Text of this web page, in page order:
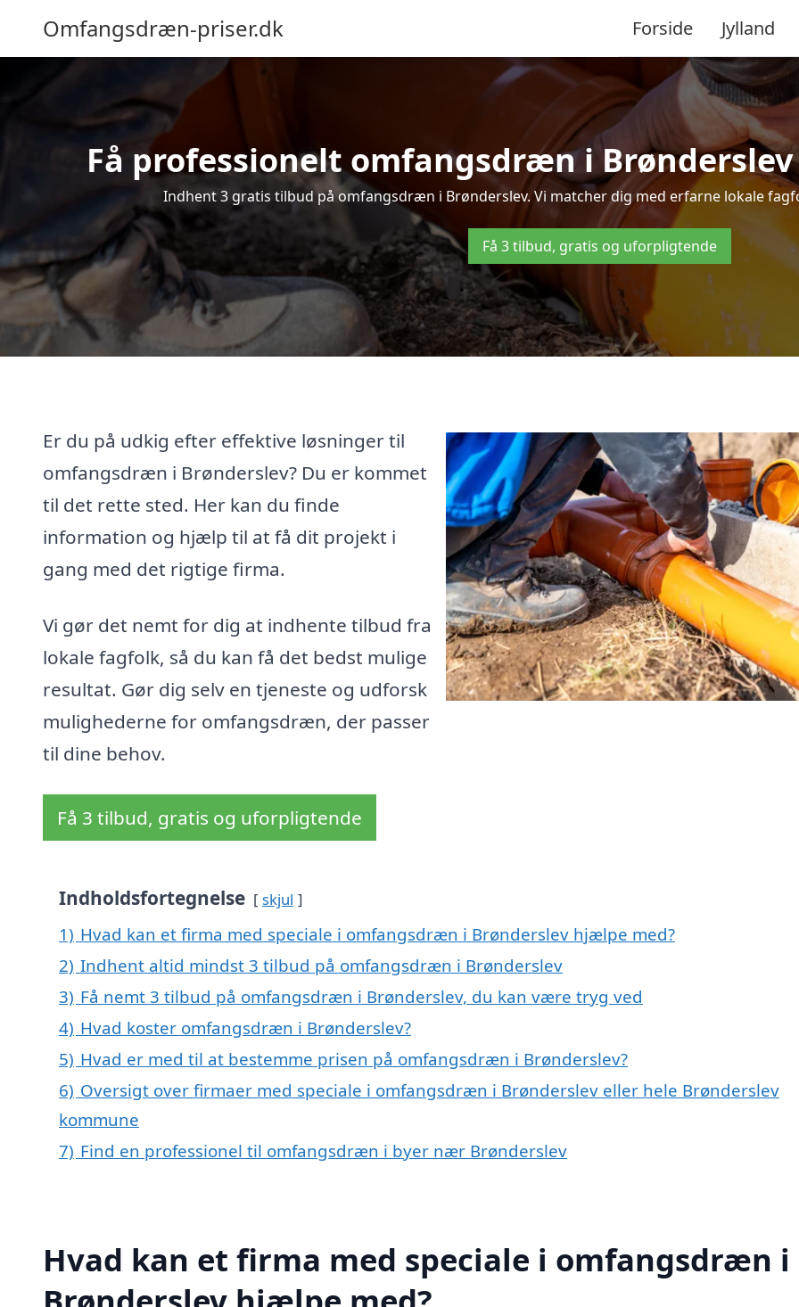
Omfangsdræn-priser.dk Forside Jylland
Få professionelt omfangsdræn i
Indhent 3 gratis tilbud på omfangsdræn i Brønderslev. Vi matcher dig med erfarne lokale
Få 3 tilbud, gratis og uforpligtende
Er du på udkig efter effektive løsninger til
omfangsdræn i Brønderslev? Du er kommet
til det rette sted. Her kan du finde
information og hjælp til at få dit projekt i
gang med det rigtige firma.
Vi gør det nemt for dig at indhente tilbud fra
lokale fagfolk, så du kan få det bedst mulige
resultat. Gør dig selv en tjeneste og udforsk
mulighederne for omfangsdræn, der passer
til dine behov.
Få 3 tilbud, gratis og uforpligtende
Indholdsfortegnelse skjul
1) Hvad kan et firma med speciale i omfangsdræn i Brønderslev hjælpe med?
2) Indhent altid mindst 3 tilbud på omfangsdræn i Brønderslev
3) Få nemt 3 tilbud på omfangsdræn i Brønderslev, du kan være tryg ved
4) Hvad koster omfangsdræn i Brønderslev?
5) Hvad er med til at bestemme prisen på omfangsdræn i Brønderslev?
6) Oversigt over firmaer med speciale i omfangsdræn i Brønderslev eller hele Brønderslev
kommune
7) Find en professionel til omfangsdræn i byer nær Brønderslev
Hvad kan et firma med speciale i omfangsdræn i